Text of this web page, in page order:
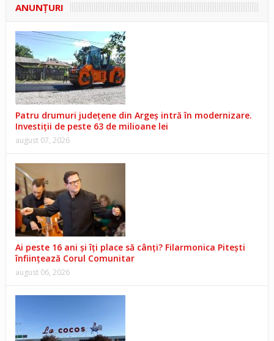
ANUNŢURI
Patru drumuri județene din Argeș intră în modernizare.
Investiții de peste 63 de milioane lei
august 07, 2026
Ai peste 16 ani și îți place să cânți? Filarmonica Pitești
înființează Corul Comunitar
august 06, 2026